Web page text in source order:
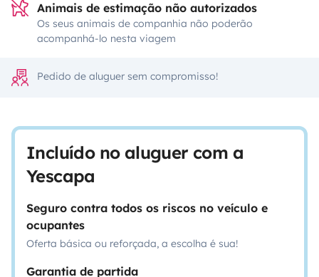
Animais de estimação não autorizados
Os seus animais de companhia não poderão
acompanhá-lo nesta viagem
Pedido de aluguer sem compromisso!
Incluído no aluguer com a
Yescapa
Seguro contra todos os riscos no veículo e
ocupantes
Oferta básica ou reforçada, a escolha é sua!
Garantia de partida